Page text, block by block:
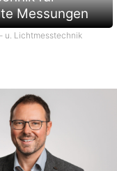
Messungen
u. Lichtmesstechnik